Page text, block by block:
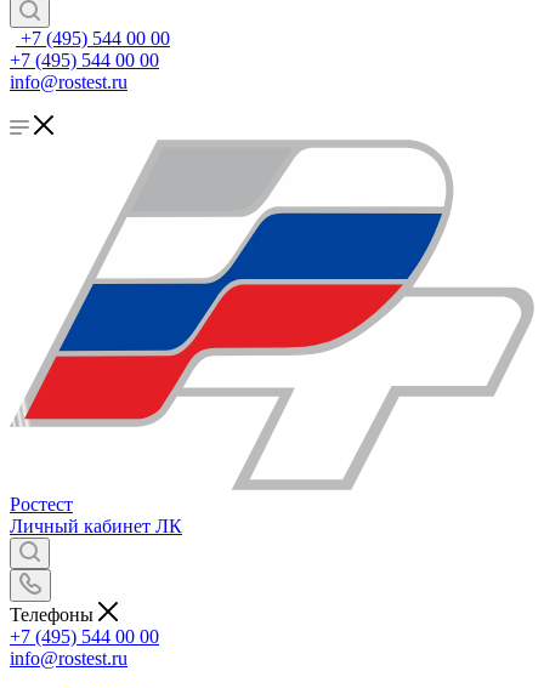
+7 (495) 544 00 00
+7 (495) 544 00 00
info@rostest.ru
Ростест
Личный кабинет ЛК
Телефоны
+7 (495) 544 00 00
info@rostest.ru